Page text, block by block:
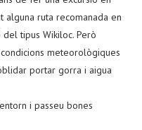
alguna ruta recomanada en
del tipus Wikiloc. Però
meteorològiques
portar gorra i aigua
i passeu bones